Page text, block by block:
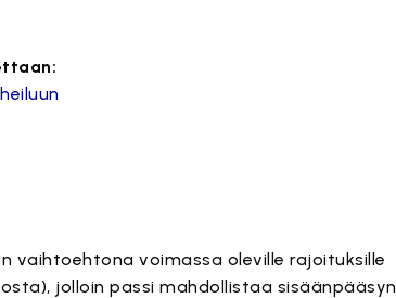
vaihtoehtona voimassa oleville rajoituksille
jolloin passi mahdollistaa sisäänpääsyn